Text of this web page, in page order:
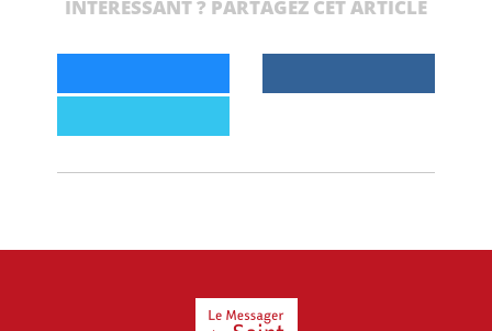
INTÉRESSANT ? PARTAGEZ CET ARTICLE